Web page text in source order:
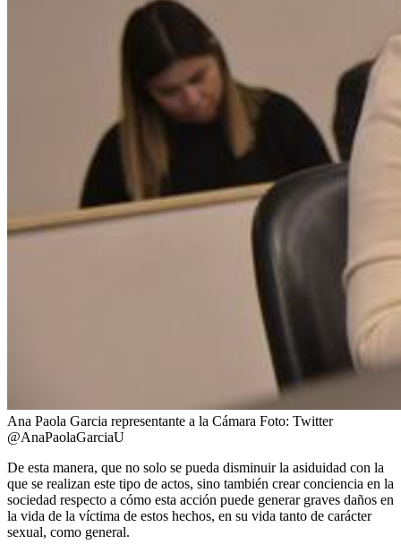
Ana Paola Garcia representante a la Cámara Foto: Twitter
@AnaPaolaGarciaU
De esta manera, que no solo se pueda disminuir la asiduidad con la
que se realizan este tipo de actos, sino también crear conciencia en la
sociedad respecto a cómo esta acción puede generar graves daños en
la vida de la víctima de estos hechos, en su vida tanto de carácter
sexual, como general.